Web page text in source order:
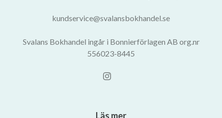
kundservice@svalansbokhandel.se
Svalans Bokhandel ingår i Bonnierförlagen AB org.nr
556023-8445
Läs mer